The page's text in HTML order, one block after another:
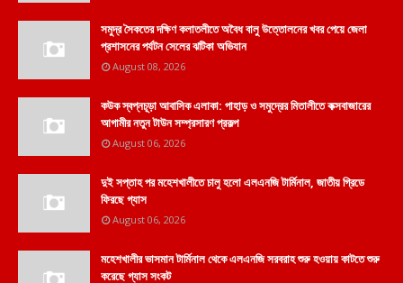
সমুদ্র সৈকতের দক্ষিণ কলাতলীতে অবৈধ বালু উত্তোলনের খবর পেয়ে জেলা
প্রশাসনের পর্যটন সেলের ঝটিকা অভিযান
August 08, 2026
কউক স্বপ্নচূড়া আবাসিক এলাকা: পাহাড় ও সমুদ্রের মিতালীতে কক্সবাজারের
আগামীর নতুন টাউন সম্প্রসারণ প্রকল্প
August 06, 2026
দুই সপ্তাহ পর মহেশখালীতে চালু হলো এলএনজি টার্মিনাল, জাতীয় গ্রিডে
ফিরছে গ্যাস
August 06, 2026
মহেশখালীর ভাসমান টার্মিনাল থেকে এলএনজি সরবরাহ শুরু হওয়ায় কাটতে শুরু
করেছে গ্যাস সংকট